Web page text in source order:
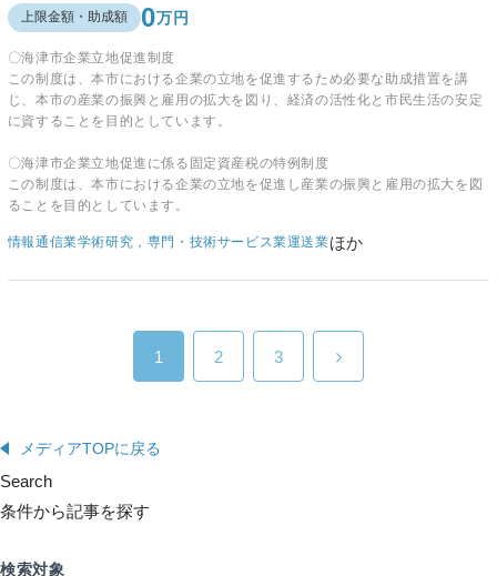
上限金額・助成額 0万円
〇海津市企業立地促進制度
この制度は、本市における企業の立地を促進するため必要な助成措置を講
じ、本市の産業の振興と雇用の拡大を図り、経済の活性化と市民生活の安定
に資することを目的としています。
〇海津市企業立地促進に係る固定資産税の特例制度
この制度は、本市における企業の立地を促進し産業の振興と雇用の拡大を図
ることを目的としています。
情報通信業学術研究，専門・技術サービス業運送業ほか
1 2 3
メディアTOPに戻る
Search
条件から記事を探す
検索対象